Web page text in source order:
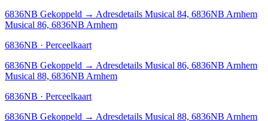
6836NB Gekoppeld → Adresdetails Musical 84, 6836NB Arnhem
Musical 86, 6836NB Arnhem
6836NB · Perceelkaart
6836NB Gekoppeld → Adresdetails Musical 86, 6836NB Arnhem
Musical 88, 6836NB Arnhem
6836NB · Perceelkaart
6836NB Gekoppeld → Adresdetails Musical 88, 6836NB Arnhem